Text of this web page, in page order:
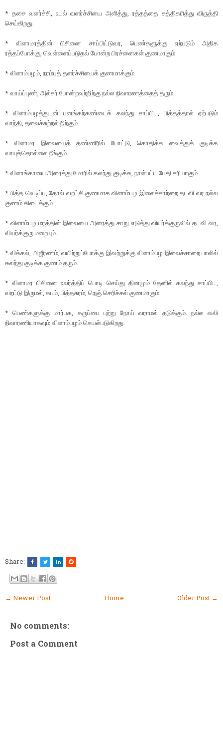
* தசை வளர்ச்சி, உடல் வளர்ச்சியை அளித்து, ரத்தத்தை சுத்திகரித்து விருத்தி
செய்கிறது.
* விளாமரத்தின் பிசினை சாப்பிட்டுவர, பெண்களுக்கு ஏற்படும் அதிக
ரத்தப்போக்கு, வெள்ளைப்படுதல் போன்ற பிரச்னைகள் குணமாகும்.
* விளாம்பழம், நரம்புத் தளர்ச்சியைக் குணமாக்கும்.
* வாய்ப்புண், அல்சர் போன்றவற்றிற்கு நல்ல நிவாரணத்தைத் தரும்.
* விளாம்பழத்துடன் பனங்கற்கண்டைக் கலந்து சாப்பிட, பித்தத்தால் ஏற்படும்
வாந்தி, தலைச்சுற்றல் நிற்கும்.
* விளாமர இலையைத் தண்ணீரில் போட்டு, கொதிக்க வைத்துக் குடிக்க
வாயுத்தொல்லை நீங்கும்.
* விளாங்காயை அரைத்து மோரில் கலந்து குடிக்க, நாள்பட்ட பேதி சரியாகும்.
* பித்த வெடிப்பு, தோல் வறட்சி குணமாக விளாம்பழ இலைச்சாற்றை தடவி வர நல்ல
குணம் கிடைக்கும்.
* விளாம்பழ மரத்தின் இலையை அரைத்து சாறு எடுத்து வியர்க்குருவில் தடவி வர,
வியர்க்குரு மறையும்.
* விக்கல், அஜீரணம், வயிற்றுப்போக்கு இவற்றுக்கு விளாம்பழ இலைச்சாறை பாலில்
கலந்து குடிக்க குணம் தரும்.
* விளாமர பிசினை உலர்த்திப் பொடி செய்து தினமும் தேனில் கலந்து சாப்பிட,
வறட்டு இருமல், கபம், பித்தசுரம், நெஞ் செரிச்சல் குணமாகும்.
* பெண்களுக்கு மார்பக, கருப்பை புற்று நோய் வராமல் தடுக்கும். நல்ல வலி
நிவாரணியாகவும் விளாம்பழம் செயல்படுகிறது.
Share:
← Newer Post Older Post →
Home
No comments:
Post a Comment